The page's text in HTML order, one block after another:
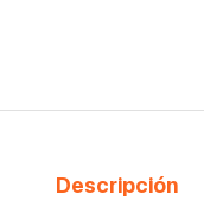
Descripción